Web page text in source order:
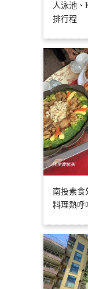
人泳池、
排行程
南投素食
料理熱呼